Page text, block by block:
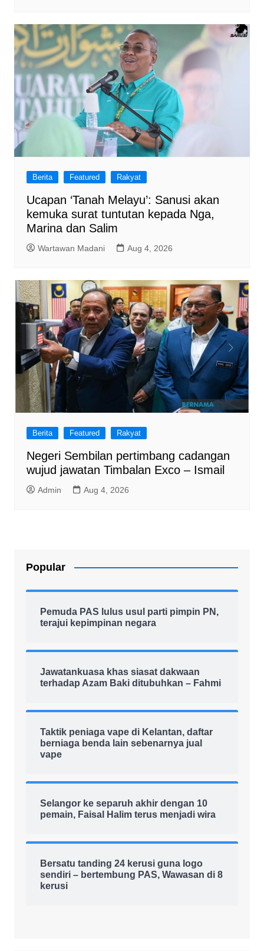
Berita Featured Rakyat
Ucapan ‘Tanah Melayu’: Sanusi akan
kemuka surat tuntutan kepada Nga,
Marina dan Salim
Wartawan Madani Aug 4, 2026
Berita Featured Rakyat
Negeri Sembilan pertimbang cadangan
wujud jawatan Timbalan Exco – Ismail
Admin Aug 4, 2026
Popular
Pemuda PAS lulus usul parti pimpin PN,
terajui kepimpinan negara
Jawatankuasa khas siasat dakwaan
terhadap Azam Baki ditubuhkan – Fahmi
Taktik peniaga vape di Kelantan, daftar
berniaga benda lain sebenarnya jual
vape
Selangor ke separuh akhir dengan 10
pemain, Faisal Halim terus menjadi wira
Bersatu tanding 24 kerusi guna logo
sendiri – bertembung PAS, Wawasan di 8
kerusi